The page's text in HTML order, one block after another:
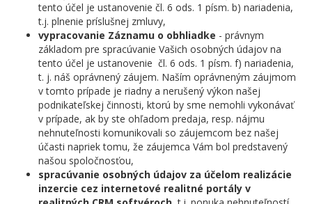
tento účel je ustanovenie čl. 6 ods. 1 písm. b) nariadenia,
t.j. plnenie príslušnej zmluvy,
vypracovanie Záznamu o obhliadke - právnym
základom pre spracúvanie Vašich osobných údajov na
tento účel je ustanovenie čl. 6 ods. 1 písm. f) nariadenia,
t. j. náš oprávnený záujem. Naším oprávneným záujmom
v tomto prípade je riadny a nerušený výkon našej
podnikateľskej činnosti, ktorú by sme nemohli vykonávať
v prípade, ak by ste ohľadom predaja, resp. nájmu
nehnuteľnosti komunikovali so záujemcom bez našej
účasti napriek tomu, že záujemca Vám bol predstavený
našou spoločnosťou,
spracúvanie osobných údajov za účelom realizácie
inzercie cez internetové realitné portály v